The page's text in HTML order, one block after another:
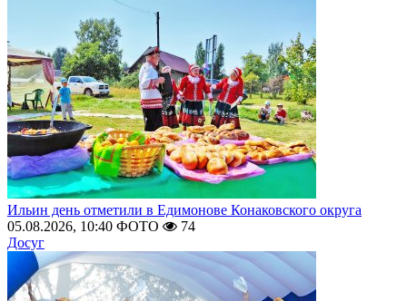
Ильин день отметили в Едимонове Конаковского округа
05.08.2026, 10:40 ФОТО
74
Досуг